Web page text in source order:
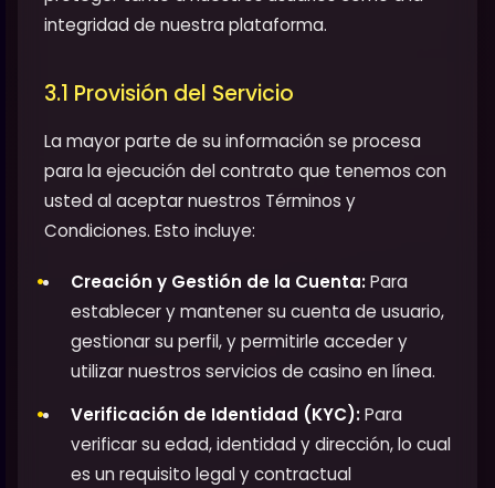
integridad de nuestra plataforma.
3.1 Provisión del Servicio
La mayor parte de su información se procesa
para la ejecución del contrato que tenemos con
usted al aceptar nuestros Términos y
Condiciones. Esto incluye:
Creación y Gestión de la Cuenta:Para
establecer y mantener su cuenta de usuario,
gestionar su perfil, y permitirle acceder y
utilizar nuestros servicios de casino en línea.
Verificación de Identidad (KYC):Para
verificar su edad, identidad y dirección, lo cual
es un requisito legal y contractual